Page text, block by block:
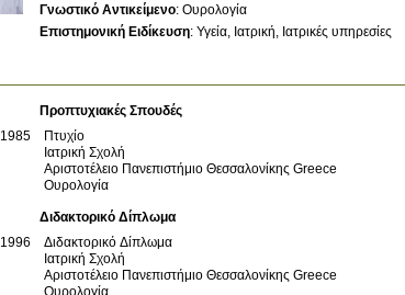
Γνωστικό Αντικείμενο: Ουρολογία
Επιστημονική Ειδίκευση: Υγεία Ιατρική Ιατρικές υπηρεσίες
Προπτυχιακές Σπουδές
1985
Πτυχίο
Ιατρική Σχολή
Αριστοτέλειο Πανεπιστήμιο Θεσσαλονίκης Greece
Ουρολογία
Διδακτορικό Δίπλωμα
1996
Διδακτορικό Δίπλωμα
Ιατρική Σχολή
Αριστοτέλειο Πανεπιστήμιο Θεσσαλονίκης Greece